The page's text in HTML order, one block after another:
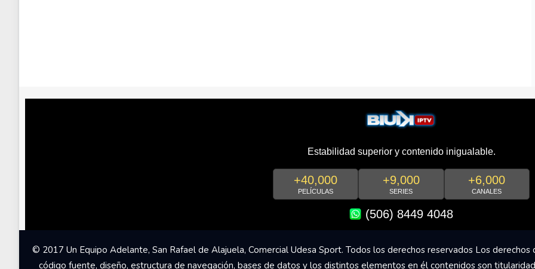
Estabilidad superior y contenido inigualable.
+40,000
PELÍCULAS
+9,000
SERIES
+6,000
CANALES
(506) 8449 4048
© 2017 Un Equipo Adelante, San Rafael de Alajuela, Comercial Udesa Sport. Todos los derechos reservados Los
código fuente, diseño, estructura de navegación, bases de datos y los distintos elementos en él contenidos son